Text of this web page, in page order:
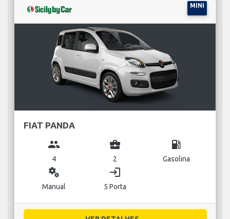
MINI
FIAT PANDA
group
4
business_center
2
local_gas_station
Gasolina
miscellaneous_services
Manual
login
5 Porta